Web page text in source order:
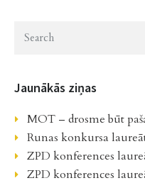
Jaunākās ziņas
MOT – drosme būt
Runas konkursa
ZPD konferences
ZPD konferences